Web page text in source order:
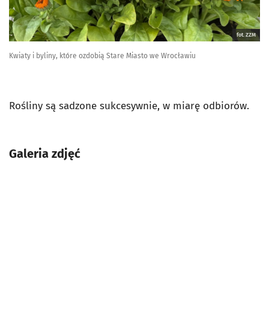
fot. ZZM
Kwiaty i byliny, które ozdobią Stare Miasto we Wrocławiu
Rośliny są sadzone sukcesywnie, w miarę odbiorów.
Galeria zdjęć